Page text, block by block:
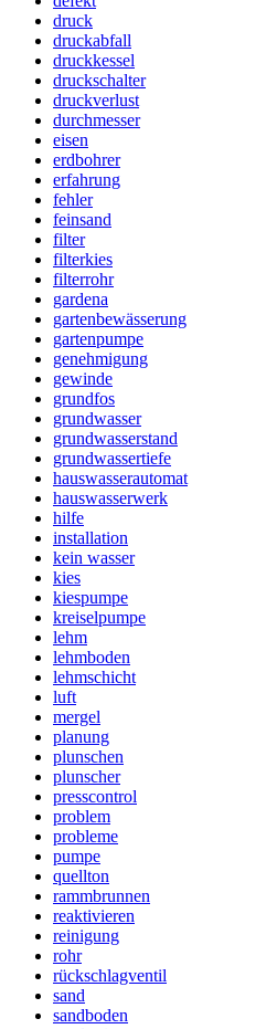
druck
druckabfall
druckkessel
druckschalter
druckverlust
durchmesser
eisen
erdbohrer
erfahrung
fehler
feinsand
filter
filterkies
filterrohr
gardena
gartenbewässerung
gartenpumpe
genehmigung
gewinde
grundfos
grundwasser
grundwasserstand
grundwassertiefe
hauswasserautomat
hauswasserwerk
hilfe
installation
kein wasser
kies
kiespumpe
kreiselpumpe
lehm
lehmboden
lehmschicht
luft
mergel
planung
plunschen
plunscher
presscontrol
problem
probleme
pumpe
quellton
rammbrunnen
reaktivieren
reinigung
rohr
rückschlagventil
sand
sandboden